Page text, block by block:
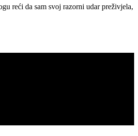
reći da sam svoj razorni udar preživjela,